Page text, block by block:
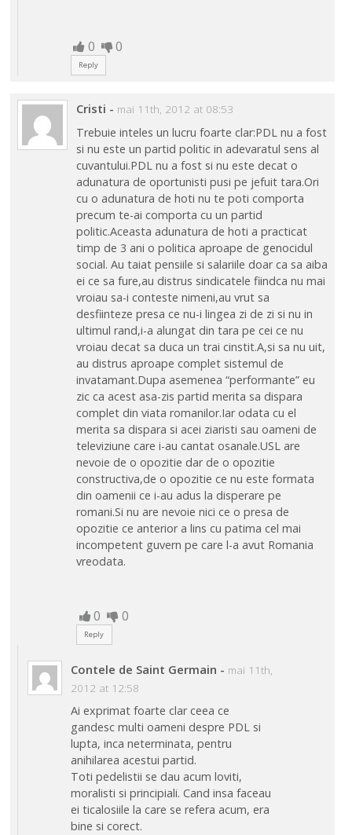
0 0
Reply
Cristi - mai 11th, 2012 at 08:53
Trebuie inteles un lucru foarte clar:PDL nu a fost
si nu este un partid politic in adevaratul sens al
cuvantului.PDL nu a fost si nu este decat o
adunatura de oportunisti pusi pe jefuit tara.Ori
cu o adunatura de hoti nu te poti comporta
precum te-ai comporta cu un partid
politic.Aceasta adunatura de hoti a practicat
timp de 3 ani o politica aproape de genocidul
social. Au taiat pensiile si salariile doar ca sa aiba
ei ce sa fure,au distrus sindicatele fiindca nu mai
vroiau sa-i conteste nimeni,au vrut sa
desfiinteze presa ce nu-i lingea zi de zi si nu in
ultimul rand,i-a alungat din tara pe cei ce nu
vroiau decat sa duca un trai cinstit.A,si sa nu uit,
au distrus aproape complet sistemul de
invatamant.Dupa asemenea “performante” eu
zic ca acest asa-zis partid merita sa dispara
complet din viata romanilor.Iar odata cu el
merita sa dispara si acei ziaristi sau oameni de
televiziune care i-au cantat osanale.USL are
nevoie de o opozitie dar de o opozitie
constructiva,de o opozitie ce nu este formata
din oamenii ce i-au adus la disperare pe
romani.Si nu are nevoie nici ce o presa de
opozitie ce anterior a lins cu patima cel mai
incompetent guvern pe care l-a avut Romania
vreodata.
0 0
Reply
Contele de Saint Germain - mai 11th,
2012 at 12:58
Ai exprimat foarte clar ceea ce
gandesc multi oameni despre PDL si
lupta, inca neterminata, pentru
anihilarea acestui partid.
Toti pedelistii se dau acum loviti,
moralisti si principiali. Cand insa faceau
ei ticalosiile la care se refera acum, era
bine si corect.